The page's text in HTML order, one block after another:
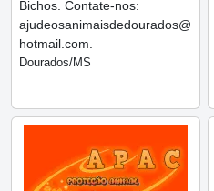
Bichos. Contate-nos:
ajudeosanimaisdedourados@
hotmail.com.
Dourados/MS